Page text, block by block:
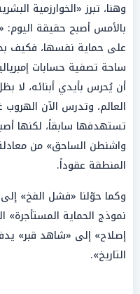
وهنا، تبرز «الخوارزمية
بالأمس أصبح حقيقة اليوم:
على حماية نفسها، فكيف
ساحة تصفية حسابات
أن يُحرس بأيدي أبنائه، لا
العالم، وتدرس الآن
تستهدفها سابقاً، لكنها
واشنطن الساحق» من
المنطقة عقوداً.
وكما حوّلنا «فشل الفخ»
نموذج الحماية المستأجرة»
إصلاح» إلى «شاهد قبر»
التاريخ».